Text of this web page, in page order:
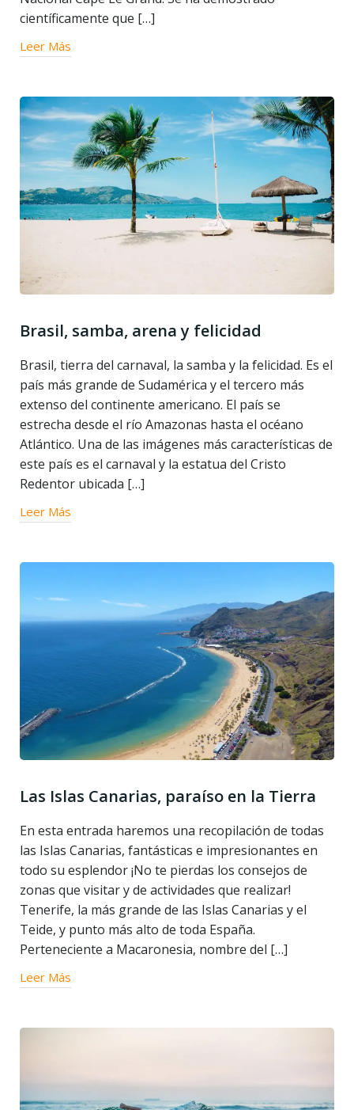
científicamente que […]
Leer Más
Brasil, samba, arena y felicidad
Brasil, tierra del carnaval, la samba y la felicidad. Es el
país más grande de Sudamérica y el tercero más
extenso del continente americano. El país se
estrecha desde el río Amazonas hasta el océano
Atlántico. Una de las imágenes más características de
este país es el carnaval y la estatua del Cristo
Redentor ubicada […]
Leer Más
Las Islas Canarias, paraíso en la Tierra
En esta entrada haremos una recopilación de todas
las Islas Canarias, fantásticas e impresionantes en
todo su esplendor ¡No te pierdas los consejos de
zonas que visitar y de actividades que realizar!
Tenerife, la más grande de las Islas Canarias y el
Teide, y punto más alto de toda España.
Perteneciente a Macaronesia, nombre del […]
Leer Más